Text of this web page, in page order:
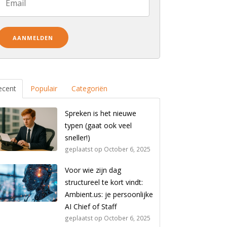
Populair Categoriën
Spreken is het nieuwe
typen (gaat ook veel
sneller!)
geplaatst op October 6, 2025
Voor wie zijn dag
structureel te kort vindt:
Ambient.us: je persoonlijke
AI Chief of Staff
geplaatst op October 6, 2025